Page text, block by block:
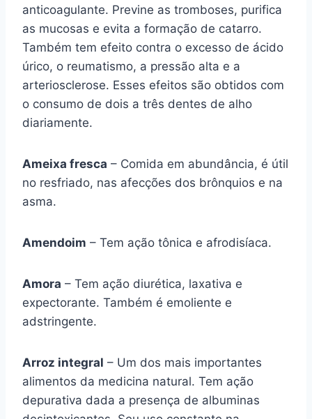
anticoagulante. Previne as tromboses, purifica
as mucosas e evita a formação de catarro.
Também tem efeito contra o excesso de ácido
úrico, o reumatismo, a pressão alta e a
arteriosclerose. Esses efeitos são obtidos com
o consumo de dois a três dentes de alho
diariamente.
Ameixa fresca – Comida em abundância, é útil
no resfriado, nas afecções dos brônquios e na
asma.
Amendoim – Tem ação tônica e afrodisíaca.
Amora – Tem ação diurética, laxativa e
expectorante. Também é emoliente e
adstringente.
Arroz integral – Um dos mais importantes
alimentos da medicina natural. Tem ação
depurativa dada a presença de albuminas